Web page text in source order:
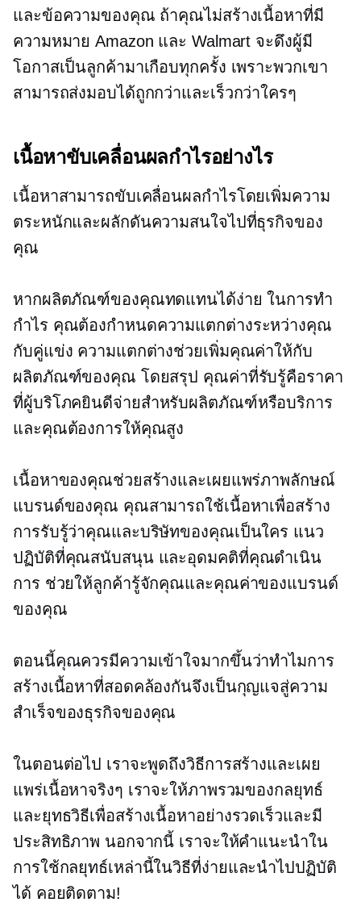
และข้อความของคุณ ถ้าคุณไม่สร้างเนื้อหาที่มี
ความหมาย Amazon และ Walmart จะดึงผู้มี
โอกาสเป็นลูกค้ามาเกือบทุกครั้ง เพราะพวกเขา
สามารถส่งมอบได้ถูกกว่าและเร็วกว่าใครๆ
เนื้อหาขับเคลื่อนผลกำไรอย่างไร
เนื้อหาสามารถขับเคลื่อนผลกำไรโดยเพิ่มความ
ตระหนักและผลักดันความสนใจไปที่ธุรกิจของ
คุณ
หากผลิตภัณฑ์ของคุณทดแทนได้ง่าย ในการทำ
กำไร คุณต้องกำหนดความแตกต่างระหว่างคุณ
กับคู่แข่ง ความแตกต่างช่วยเพิ่มคุณค่าให้กับ
ผลิตภัณฑ์ของคุณ โดยสรุป คุณค่าที่รับรู้คือราคา
ที่ผู้บริโภคยินดีจ่ายสำหรับผลิตภัณฑ์หรือบริการ
และคุณต้องการให้คุณสูง
เนื้อหาของคุณช่วยสร้างและเผยแพร่ภาพลักษณ์
แบรนด์ของคุณ คุณสามารถใช้เนื้อหาเพื่อสร้าง
การรับรู้ว่าคุณและบริษัทของคุณเป็นใคร แนว
ปฏิบัติที่คุณสนับสนุน และอุดมคติที่คุณดำเนิน
การ ช่วยให้ลูกค้ารู้จักคุณและคุณค่าของแบรนด์
ของคุณ
ตอนนี้คุณควรมีความเข้าใจมากขึ้นว่าทำไมการ
สร้างเนื้อหาที่สอดคล้องกันจึงเป็นกุญแจสู่ความ
สำเร็จของธุรกิจของคุณ
ในตอนต่อไป เราจะพูดถึงวิธีการสร้างและเผย
แพร่เนื้อหาจริงๆ เราจะให้ภาพรวมของกลยุทธ์
และยุทธวิธีเพื่อสร้างเนื้อหาอย่างรวดเร็วและมี
ประสิทธิภาพ นอกจากนี้ เราจะให้คำแนะนำใน
การใช้กลยุทธ์เหล่านี้ในวิธีที่ง่ายและนำไปปฏิบัติ
ได้ คอยติดตาม!